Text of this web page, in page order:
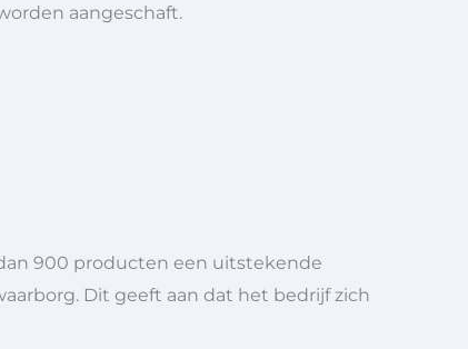
aangeschaft.
900 producten een uitstekende
Dit geeft aan dat het bedrijf zich